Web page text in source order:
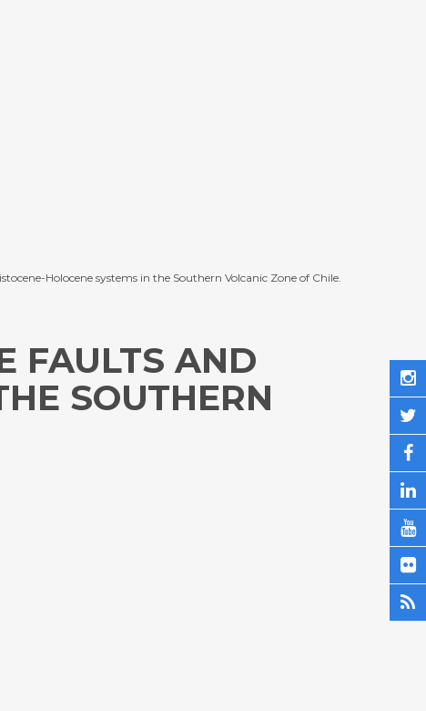
Holocene systems in the Southern Volcanic Zone of Chile.
FAULTS AND
SOUTHERN